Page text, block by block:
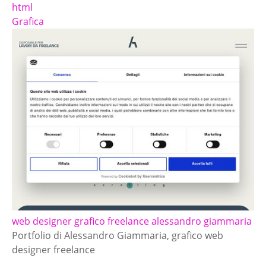
html
Grafica
web designer grafico freelance alessandro giammaria
Portfolio di Alessandro Giammaria, grafico web
designer freelance